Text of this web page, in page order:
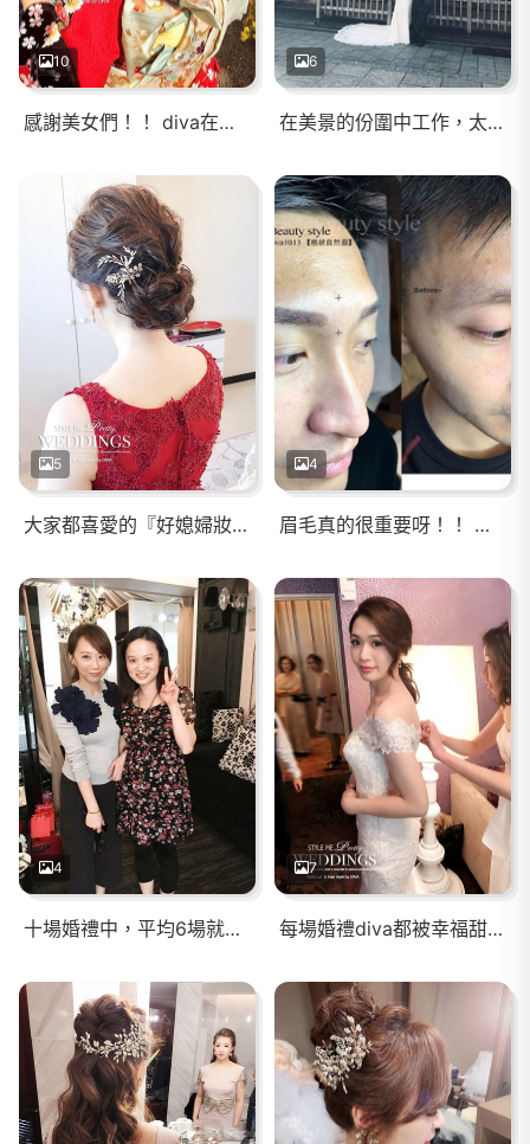
10
感謝美女們！！ diva在國外工作期間，無法即時回覆訊息 謝謝你們的見諒與耐心等候回覆 😍愛妳們啊！！ 『京都海外婚紗-側拍花絮』
6
在美景的份圍中工作，太幸福了！！ 謝謝甜美的上海新娘與帥氣十足的美國新郎！！ 「海外婚紗·側拍花絮」
5
大家都喜愛的『好媳婦妝容』。 Make up & Hair style / #diva Chang
4
眉毛真的很重要呀！！ 整體感覺都變帥了＾＾
4
十場婚禮中，平均6場就能看到以前服務過的新娘，真的很感謝你們的支持與推薦，滿滿的感恩，深藏在心底！！
7
每場婚禮diva都被幸福甜蜜感圍繞著， 不斷創造這.......永恆的美麗時刻～